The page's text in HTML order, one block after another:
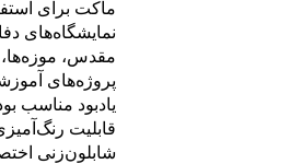
ماکت برای
نمایشگاه‌های
مقدس، موزه‌ها،
پروژه‌های
یادبود مناسب
قابلیت
شابلون‌زنی